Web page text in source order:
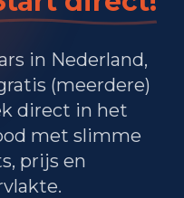
in Nederland,
(meerdere)
direct in het
met slimme
prijs en